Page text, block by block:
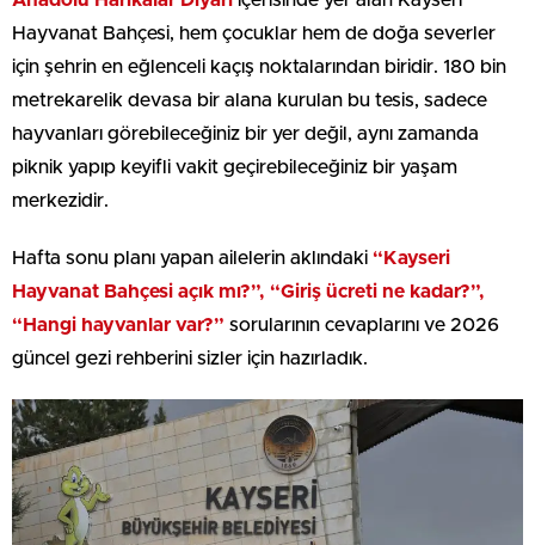
Hayvanat Bahçesi, hem çocuklar hem de doğa severler
için şehrin en eğlenceli kaçış noktalarından biridir. 180 bin
metrekarelik devasa bir alana kurulan bu tesis, sadece
hayvanları görebileceğiniz bir yer değil, aynı zamanda
piknik yapıp keyifli vakit geçirebileceğiniz bir yaşam
merkezidir.
Hafta sonu planı yapan ailelerin aklındaki “Kayseri
Hayvanat Bahçesi açık mı?”, “Giriş ücreti ne kadar?”,
“Hangi hayvanlar var?” sorularının cevaplarını ve 2026
güncel gezi rehberini sizler için hazırladık.